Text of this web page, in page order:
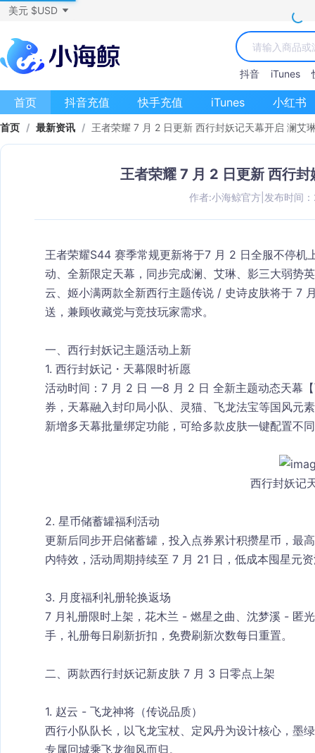
美元 $USD
抖音 iTunes
首页 抖音充值 快手充值 iTunes 小红书
首页 / 最新资讯 / 王者荣耀 7 月 2 日更新 西行封妖记天幕开启 澜艾
王者荣耀 7 月 2 日更新 西行
作者:小海鲸官方| 发布时间
王者荣耀S44 赛季常规更新将于7 月 2 日全服不停机
动、全新限定天幕，同步完成澜、艾琳、影三大弱势
云、姬小满两款全新西行主题传说 / 史诗皮肤将于 7
送，兼顾收藏党与竞技玩家需求。
一、西行封妖记主题活动上新
1. 西行封妖记・天幕限时祈愿
活动时间：7 月 2 日 —8 月 2 日 全新主题动态天幕
券，天幕融入封印局小队、灵猫、飞龙法宝等国风元
新增多天幕批量绑定功能，可给多款皮肤一键配置不
西行封妖记
2. 星币储蓄罐福利活动
更新后同步开启储蓄罐，投入点券累计积攒星币，最
内特效，活动周期持续至 7 月 21 日，低成本囤星元
3. 月度福利礼册轮换返场
7 月礼册限时上架，花木兰 - 燃星之曲、沈梦溪 - 匿
手，礼册每日刷新折扣，免费刷新次数每日重置。
二、两款西行封妖记新皮肤 7 月 3 日零点上架
1. 赵云 - 飞龙神将（传说品质）
西行小队队长，以飞龙宝杖、定风丹为设计核心，墨
专属回城乘飞龙御风而归。